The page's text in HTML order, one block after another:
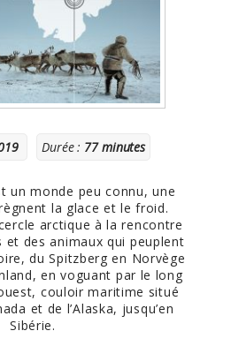
Durée : 77 minutes
un monde peu connu, une
la glace et le froid.
arctique à la rencontre
et des animaux qui peuplent
du Spitzberg en Norvège
en voguant par le long
couloir maritime situé
et de l’Alaska, jusqu’en
Sibérie.